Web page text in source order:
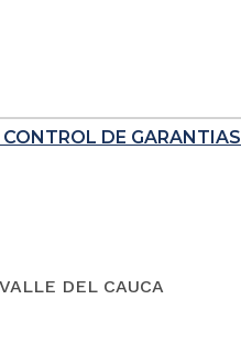
DE GARANTIAS
DEL CAUCA